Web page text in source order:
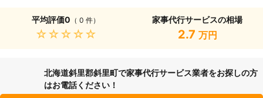
平均評価0 （ 0 件）
★★★★★
家事代行サービスの相場
2.7 万円
北海道斜里郡斜里町で家事代行サービス業者をお探しの方
はお電話ください！